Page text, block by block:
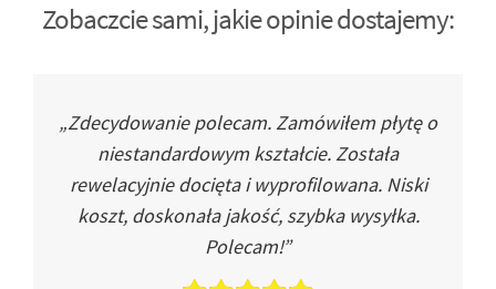
Zobaczcie sami, jakie opinie dostajemy:
„Zdecydowanie polecam. Zamówiłem płytę o
niestandardowym kształcie. Została
rewelacyjnie docięta i wyprofilowana. Niski
koszt, doskonała jakość, szybka wysyłka.
Polecam!”